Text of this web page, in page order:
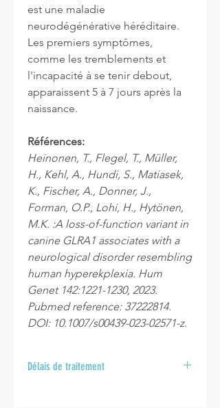
est une maladie
neurodégénérative héréditaire.
Les premiers symptômes,
comme les tremblements et
l'incapacité à se tenir debout,
apparaissent 5 à 7 jours après la
naissance.
Références:
Heinonen, T., Flegel, T., Müller,
H., Kehl, A., Hundi, S., Matiasek,
K., Fischer, A., Donner, J.,
Forman, O.P., Lohi, H., Hytönen,
M.K. :A loss-of-function variant in
canine GLRA1 associates with a
neurological disorder resembling
human hyperekplexia. Hum
Genet 142:1221-1230, 2023.
Pubmed reference: 37222814.
DOI: 10.1007/s00439-023-02571-z.
Délais de traitement